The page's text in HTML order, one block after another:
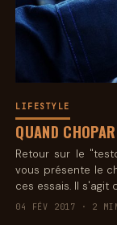
LIFESTYLE
QUAND
Retour sur le
vous présente le
ces essais. Il s'agit
04 FÉV 2017 · 2 MIN